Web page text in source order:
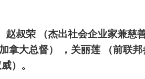
赵叔荣 （杰出社会企业家兼慈
拿大总督） ，关丽莲 （前联
）。